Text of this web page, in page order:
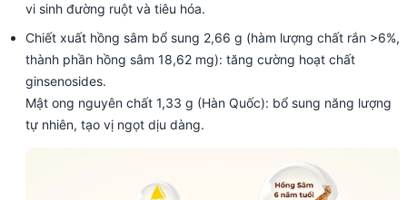
vi sinh đường ruột và tiêu hóa.
Chiết xuất hồng sâm bổ sung 2,66 g (hàm lượng chất rắn >6%,
thành phần hồng sâm 18,62 mg): tăng cường hoạt chất
ginsenosides.
Mật ong nguyên chất 1,33 g (Hàn Quốc): bổ sung năng lượng
tự nhiên, tạo vị ngọt dịu dàng.